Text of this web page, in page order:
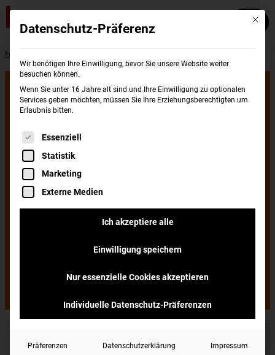
burgerme - Presse
Beste Zutaten,
beste Burger:
burgerme
eröffnet Store in
Mainz-Mombach
Mit
Datenschutz-Präferenz
Wir benötigen Ihre Einwilligung, bevor Sie unsere Website weiter
besuchen können.
Wenn Sie unter 16 Jahre alt sind und Ihre Einwilligung zu optionalen
Services geben möchten, müssen Sie Ihre Erziehungsberechtigten um
Erlaubnis bitten.
Es folgt eine Liste der Service-Gruppen, für
Essenziell
Statistik
Marketing
Externe Medien
Ich akzeptiere alle
Einwilligung speichern
Nur essenzielle Cookies akzeptieren
Individuelle Datenschutz-Präferenzen
Präferenzen Datenschutzerklärung Impressum